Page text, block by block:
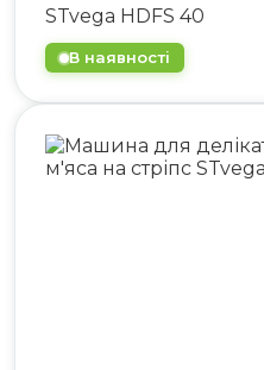
STvega HDFS 40
В наявності